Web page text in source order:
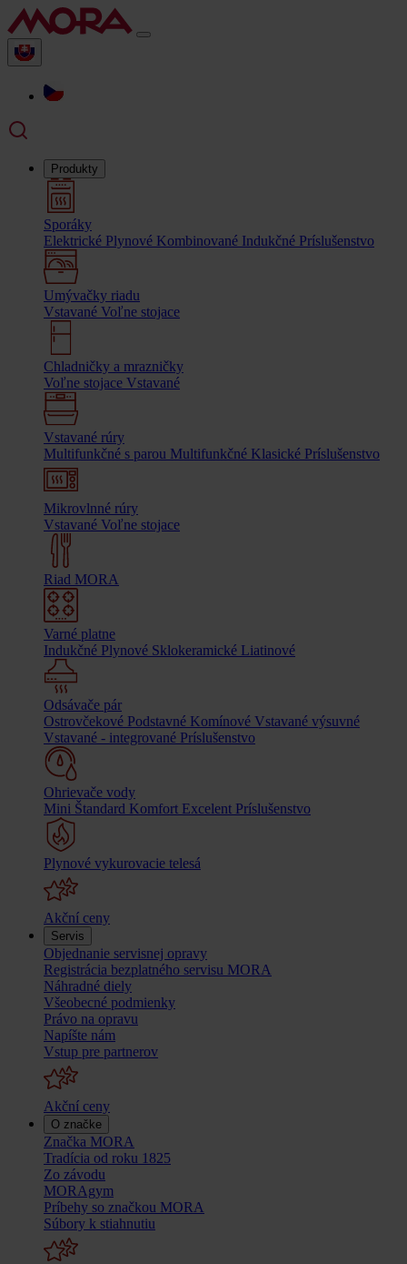
Produkty
Sporáky
Elektrické Plynové Kombinované Indukčné Príslušenstvo
Umývačky riadu
Vstavané Voľne stojace
Chladničky a mrazničky
Voľne stojace Vstavané
Vstavané rúry
Multifunkčné s parou Multifunkčné Klasické Príslušenstvo
Mikrovlnné rúry
Vstavané Voľne stojace
Riad MORA
Varné platne
Indukčné Plynové Sklokeramické Liatinové
Odsávače pár
Ostrovčekové Podstavné Komínové Vstavané výsuvné
Vstavané - integrované Príslušenstvo
Ohrievače vody
Mini Štandard Komfort Excelent Príslušenstvo
Plynové vykurovacie telesá
Akční ceny
Servis
Objednanie servisnej opravy
Registrácia bezplatného servisu MORA
Náhradné diely
Všeobecné podmienky
Právo na opravu
Napíšte nám
Vstup pre partnerov
Akční ceny
O značke
Značka MORA
Tradícia od roku 1825
Zo závodu
MORAgym
Príbehy so značkou MORA
Súbory k stiahnutiu